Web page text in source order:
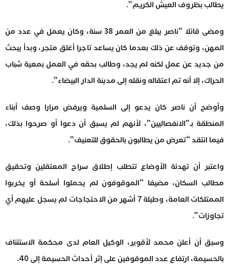
يطالب بظروف العيش الكريم”.
ومضى قائلا “ناصر يبلغ من العمر 38 سنة، وكان يعمل في عدد من
المهن، وتوقف عن ذلك بعدما كان يساعد تاجرا أغلق متجر، وبدأ يبحث
من جديد عن عمل لكنه لم يجد، وطالب بحقه في العمل بمعية شباب
الحراك، إلا أنه تم اعتقاله ونقله إلى مدينة الدار البيضاء”.
وأوضح أن ناصر كان يدعو إلى السلمية ويرفض مرارا وصف أبناء
المنطقة بـ”الانفصاليين”، لأنهم لم يسبق أن دعوا أو صرحوا بذلك،
فيما انتقد “تعرض من يطالبون بالحقوق للتعنيف”.
واعتبر أن تهدئة الأوضاع تتطلب إطلاق سراح المعتقلين وتحقيق
مطالب السكان، مضيفا “الموقوفون لم يحملوا أسلحة أو يخربوا
الممتلكات العامة، وطيلة 7 أشهر من الاحتجاجات لم يسجل عليهم أي
تجاوزات”.
وسبق أن أعلن محمد لأقوير، الوكيل العام لدى محكمة الاستئناف
بالحسيمة، ارتفاع عدد الموقوفين على إثر أحداث الحسيمة إلى 40.